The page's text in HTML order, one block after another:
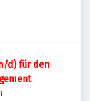
d) für den